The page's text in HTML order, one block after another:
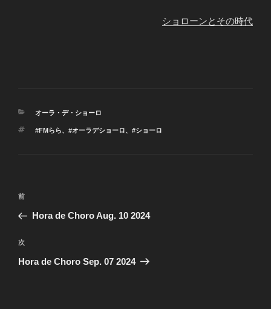
ショローンとその時代
カ
ゴ
オーラ・デ・ショーロ
タ
#FMらら、 #オーラデショーロ、 #ショーロ
投
ナ
ビ
ゲ
前
の
稿
前
Hora de Choro Aug. 10 2024
次
の
次
Hora de Choro Sep. 07 2024